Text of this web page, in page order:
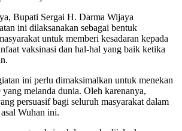
Bupati Sergai H. Darma Wijaya
ini dilaksanakan sebagai bentuk
untuk memberi kesadaran kepada
vaksinasi dan hal-hal yang baik ketika
ini perlu dimaksimalkan untuk menekan
melanda dunia. Oleh karenanya,
persuasif bagi seluruh masyarakat dalam
Wuhan ini.